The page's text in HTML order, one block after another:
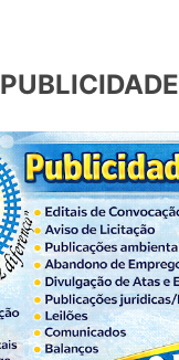
PUBLICIDADE